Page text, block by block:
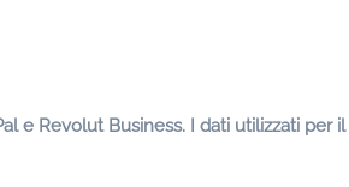
e Revolut Business. I dati utilizzati